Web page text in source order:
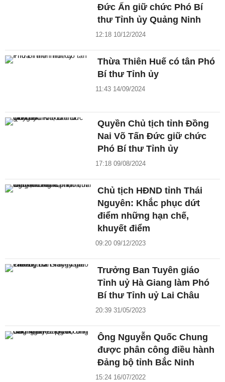
Đức Ấn giữ chức Phó Bí
thư Tỉnh ủy Quảng Ninh
12:18 10/12/2024
Thừa Thiên Huế có tân Phó
Bí thư Tỉnh ủy
11:43 14/09/2024
Quyền Chủ tịch tỉnh Đồng
Nai Võ Tấn Đức giữ chức
Phó Bí thư Tỉnh ủy
17:18 09/08/2024
Chủ tịch HĐND tỉnh Thái
Nguyên: Khắc phục dứt
điểm những hạn chế,
khuyết điểm
09:20 09/12/2023
Trưởng Ban Tuyên giáo
Tỉnh uỷ Hà Giang làm Phó
Bí thư Tỉnh uỷ Lai Châu
20:39 31/05/2023
Ông Nguyễn Quốc Chung
được phân công điều hành
Đảng bộ tỉnh Bắc Ninh
15:24 16/07/2022